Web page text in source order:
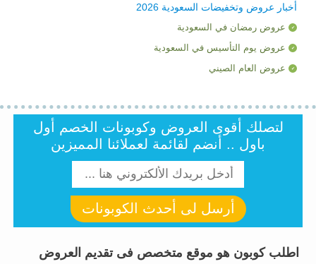
أخبار عروض وتخفيضات السعودية 2026
عروض رمضان في السعودية
عروض يوم التأسيس في السعودية
عروض العام الصيني
لتصلك أقوى العروض وكوبونات الخصم أول
باول .. أنضم لقائمة لعملائنا المميزين
أرسل لى أحدث الكوبونات
اطلب كوبون هو موقع متخصص فى تقديم العروض